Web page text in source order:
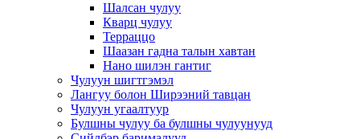
Шалсан чулуу
Кварц чулуу
Терраццо
Шаазан гадна талын хавтан
Нано шилэн гантиг
Чулуун шигтгэмэл
Лангуу болон Ширээний тавцан
Чулуун угаалтуур
Булшны чулуу ба булшны чулуунууд